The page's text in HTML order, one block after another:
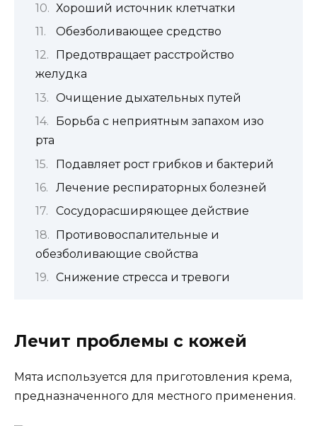
Хороший источник клетчатки
Обезболивающее средство
Предотвращает расстройство
желудка
Очищение дыхательных путей
Борьба с неприятным запахом изо
рта
Подавляет рост грибков и бактерий
Лечение респираторных болезней
Сосудорасширяющее действие
Противовоспалительные и
обезболивающие свойства
Снижение стресса и тревоги
Лечит проблемы с кожей
Мята используется для приготовления крема,
предназначенного для местного применения.